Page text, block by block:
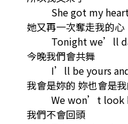
She got my
她又再一次奪走我的心
Tonight we’ll
今晚我們會共舞
I’ll be yours
我會是妳的 妳也會是
We won’t look
我們不會回頭